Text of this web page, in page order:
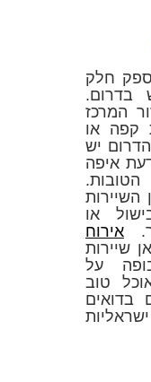
חלק
בדרום.
המרכז
קפה או
יש
איפה
או
אירוח
שיירות
על
טוב
בדואים